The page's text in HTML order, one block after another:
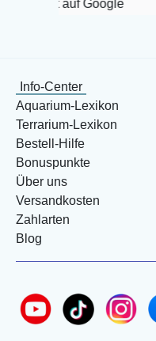
Info-Center
Aquarium-Lexikon
Terrarium-Lexikon
Bestell-Hilfe
Bonuspunkte
Über uns
Versandkosten
Zahlarten
Blog